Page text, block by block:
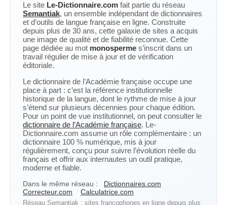
Le site Le-Dictionnaire.com fait partie du réseau
Semantiak, un ensemble indépendant de dictionnaires
et d’outils de langue française en ligne. Construite
depuis plus de 30 ans, cette galaxie de sites a acquis
une image de qualité et de fiabilité reconnue. Cette
page dédiée au mot monosperme s’inscrit dans un
travail régulier de mise à jour et de vérification
éditoriale.
Le dictionnaire de l’Académie française occupe une
place à part : c’est la référence institutionnelle
historique de la langue, dont le rythme de mise à jour
s’étend sur plusieurs décennies pour chaque édition.
Pour un point de vue institutionnel, on peut consulter le
dictionnaire de l’Académie française. Le-
Dictionnaire.com assume un rôle complémentaire : un
dictionnaire 100 % numérique, mis à jour
régulièrement, conçu pour suivre l’évolution réelle du
français et offrir aux internautes un outil pratique,
moderne et fiable.
Dans le même réseau :
Dictionnaires.com
Correcteur.com
Calculatrice.com
Réseau Semantiak : sites francophones en ligne depuis plus